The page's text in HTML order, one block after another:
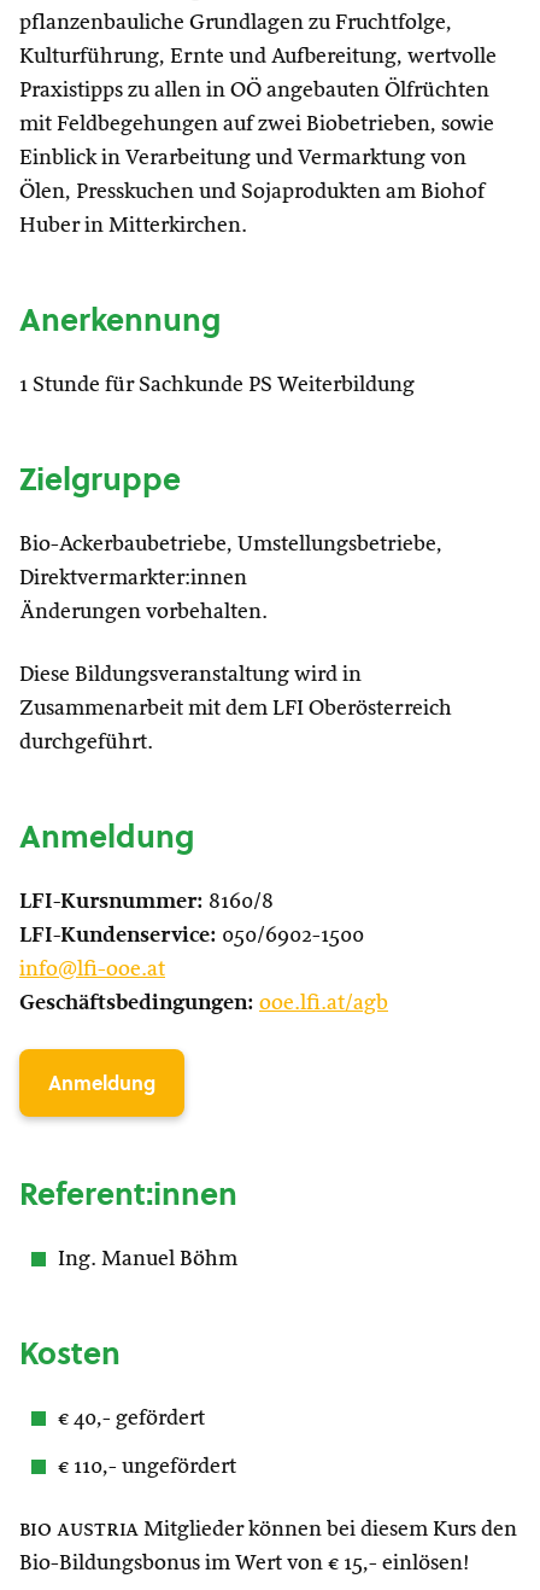
pflanzenbauliche Grundlagen zu Fruchtfolge,
Kulturführung, Ernte und Aufbereitung, wertvolle
Praxistipps zu allen in OÖ angebauten Ölfrüchten
mit Feldbegehungen auf zwei Biobetrieben, sowie
Einblick in Verarbeitung und Vermarktung von
Ölen, Presskuchen und Sojaprodukten am Biohof
Huber in Mitterkirchen.
Anerkennung
1 Stunde für Sachkunde PS Weiterbildung
Zielgruppe
Bio-Ackerbaubetriebe, Umstellungsbetriebe,
Direktvermarkter:innen
Änderungen vorbehalten.
Diese Bildungsveranstaltung wird in
Zusammenarbeit mit dem LFI Oberösterreich
durchgeführt.
Anmeldung
LFI-Kursnummer: 8160/8
LFI-Kundenservice: 050/6902-1500
info@lfi-ooe.at
Geschäftsbedingungen: ooe.lfi.at/agb
Anmeldung
Referent:innen
Ing. Manuel Böhm
Kosten
€ 40,- gefördert
€ 110,- ungefördert
bio austria Mitglieder können bei diesem Kurs den
Bio-Bildungsbonus im Wert von € 15,- einlösen!